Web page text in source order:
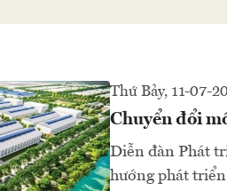
Thứ Bảy, 11-07-
Chuyển đổi
Diễn đàn Phát
hướng phát